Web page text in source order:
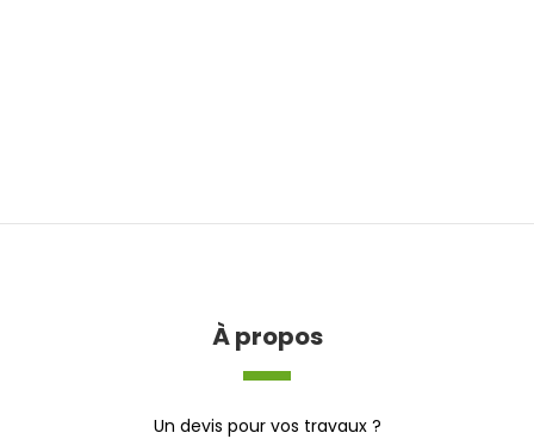
À propos
Un devis pour vos travaux ?